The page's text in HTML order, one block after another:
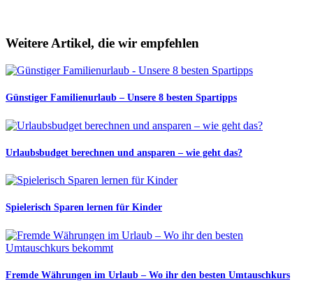
Weitere Artikel, die wir empfehlen
Günstiger Familienurlaub – Unsere 8 besten Spartipps
Urlaubsbudget berechnen und ansparen – wie geht das?
Spielerisch Sparen lernen für Kinder
Fremde Währungen im Urlaub – Wo ihr den besten Umtauschkurs